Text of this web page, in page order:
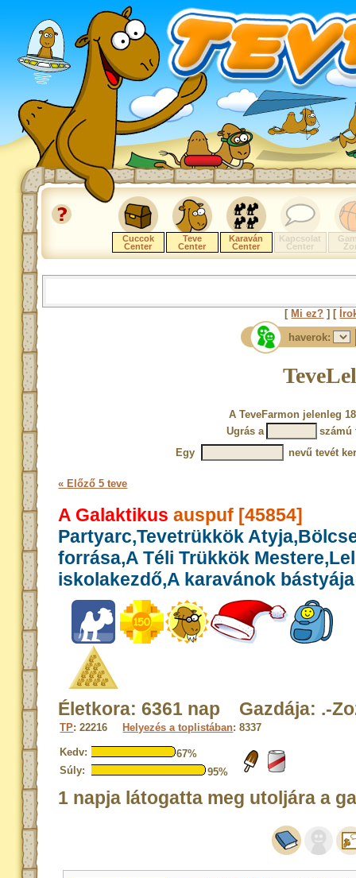
Cuccok
Center
Teve
Center
Karaván
Center
Kapcsolat
Center
[ Mi ez? ] [
haverok:
A TeveFarmon jelenleg
Ugrás a
számú
Egy
nevű tevét
« Előző 5 teve
A Galaktikus auspuf [45854]
Partyarc,Tevetrükkök
forrása,A Téli Trükkök
iskolakezdő,A karavánok bástyája
Életkora: 6361 nap Gazdája: .-
TP: 22216 Helyezés a toplistában: 8337
Kedv:
67%
Súly:
95%
1 napja látogatta meg utoljára a